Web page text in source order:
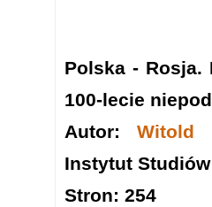
Polska -
100-lecie
Autor: Witold
Instytut
Stron: 254